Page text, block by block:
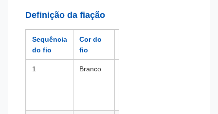
Definição da fiação
Sequência
do fio
Cor do
fio
1 Branco